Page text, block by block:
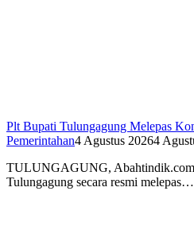
Plt Bupati Tulungagung Melepas
Pemerintahan4 Agustus 20264
TULUNGAGUNG,
Tulungagung secara resmi melepas…